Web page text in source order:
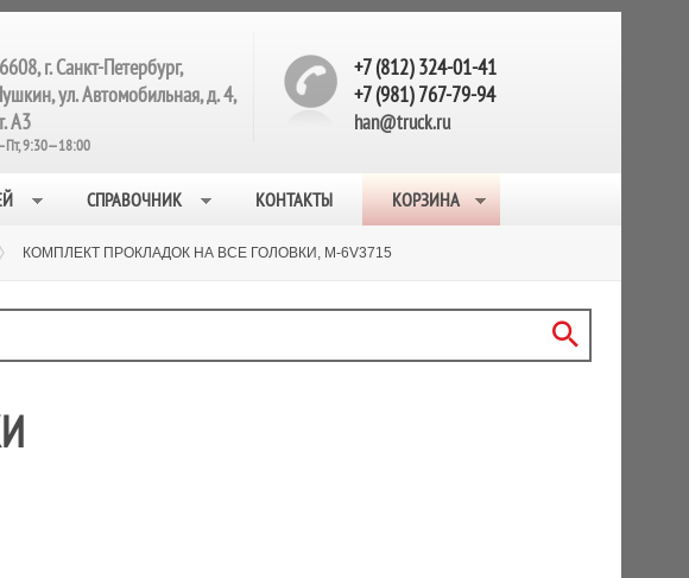
г. Санкт-Петербург,
ул. Автомобильная, д. 4,
А3
9:30—18:00
+7 (812) 324-01-41
+7 (981) 767-79-94
han@truck.ru
СПРАВОЧНИК КОНТАКТЫ КОРЗИНА
КОМПЛЕКТ ПРОКЛАДОК НА ВСЕ ГОЛОВКИ, M-6V3715